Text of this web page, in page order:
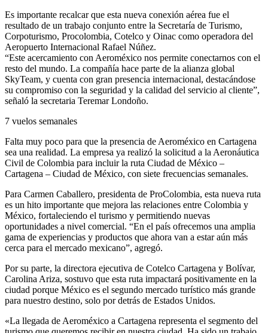
Es importante recalcar que esta nueva conexión aérea fue el
resultado de un trabajo conjunto entre la Secretaría de Turismo,
Corpoturismo, Procolombia, Cotelco y Oinac como operadora del
Aeropuerto Internacional Rafael Núñez.
“Este acercamiento con Aeroméxico nos permite conectarnos con el
resto del mundo. La compañía hace parte de la alianza global
SkyTeam, y cuenta con gran presencia internacional, destacándose
su compromiso con la seguridad y la calidad del servicio al cliente”,
señaló la secretaria Teremar Londoño.
7 vuelos semanales
Falta muy poco para que la presencia de Aeroméxico en Cartagena
sea una realidad. La empresa ya realizó la solicitud a la Aeronáutica
Civil de Colombia para incluir la ruta Ciudad de México –
Cartagena – Ciudad de México, con siete frecuencias semanales.
Para Carmen Caballero, presidenta de ProColombia, esta nueva ruta
es un hito importante que mejora las relaciones entre Colombia y
México, fortaleciendo el turismo y permitiendo nuevas
oportunidades a nivel comercial. “En el país ofrecemos una amplia
gama de experiencias y productos que ahora van a estar aún más
cerca para el mercado mexicano”, agregó.
Por su parte, la directora ejecutiva de Cotelco Cartagena y Bolívar,
Carolina Ariza, sostuvo que esta ruta impactará positivamente en la
ciudad porque México es el segundo mercado turístico más grande
para nuestro destino, solo por detrás de Estados Unidos.
«La llegada de Aeroméxico a Cartagena representa el segmento del